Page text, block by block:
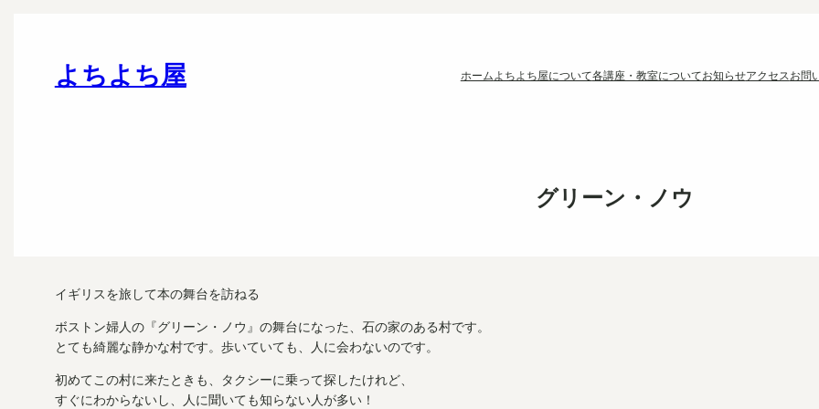
よちよち屋 ホームよちよち屋について各講座・教室についてお知らせアクセスお問
グリーン・ノウ
イギリスを旅して本の舞台を訪ねる
ボストン婦人の『グリーン・ノウ』の舞台になった、石の家のある村です。
とても綺麗な静かな村です。歩いていても、人に会わないのです。
初めてこの村に来たときも、タクシーに乗って探したけれど、
すぐにわからないし、人に聞いても知らない人が多い！